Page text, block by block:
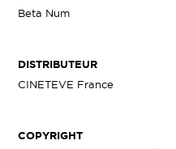
Beta Num
DISTRIBUTEUR
CINETEVE France
COPYRIGHT